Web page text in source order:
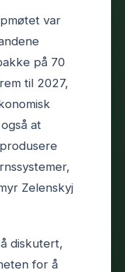
var
på 70
til 2027,
at
Zelenskyj
diskutert,
for å